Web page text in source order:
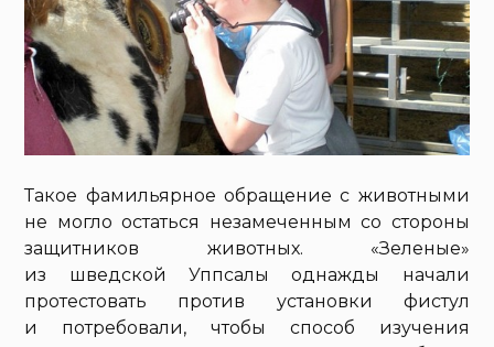
Такое фамильярное обращение с животными
не могло остаться незамеченным со стороны
защитников животных. «Зеленые»
из шведской Уппсалы однажды начали
протестовать против установки фистул
и потребовали, чтобы способ изучения